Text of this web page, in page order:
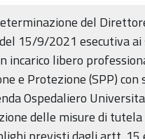
del
15/9/2021 esecutiva ai
incarico libero
e Protezione (SPP) con
Ospedaliero
delle misure di